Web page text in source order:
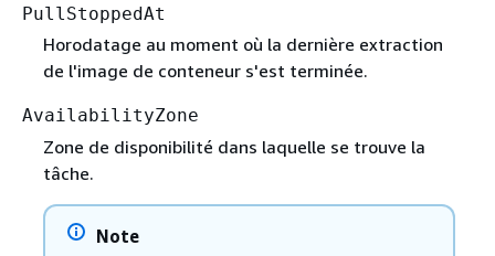
PullStoppedAt
Horodatage au moment où la dernière extraction
de l'image de conteneur s'est terminée.
AvailabilityZone
Zone de disponibilité dans laquelle se trouve la
tâche.
Note